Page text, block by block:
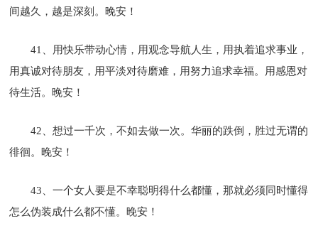
间越久，越是深刻。晚安！
41、用快乐带动心情，用观念导航人生，用执着追求事业，
用真诚对待朋友，用平淡对待磨难，用努力追求幸福。用感恩对
待生活。晚安！
42、想过一千次，不如去做一次。华丽的跌倒，胜过无谓的
徘徊。晚安！
43、一个女人要是不幸聪明得什么都懂，那就必须同时懂得
怎么伪装成什么都不懂。晚安！